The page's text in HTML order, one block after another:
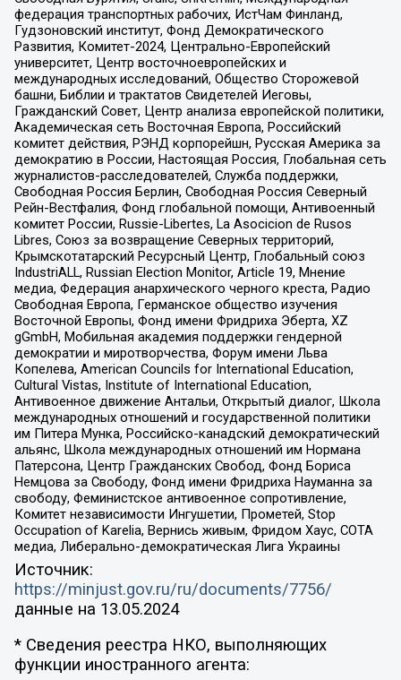
федерация транспортных рабочих, ИстЧам Финланд,
Гудзоновский институт, Фонд Демократического
Развития, Комитет-2024, Центрально-Европейский
университет, Центр восточноевропейских и
международных исследований, Общество Сторожевой
башни, Библии и трактатов Свидетелей Иеговы,
Гражданский Совет, Центр анализа европейской политики,
Академическая сеть Восточная Европа, Российский
комитет действия, РЭНД корпорейшн, Русская Америка за
демократию в России, Настоящая Россия, Глобальная сеть
журналистов-расследователей, Служба поддержки,
Свободная Россия Берлин, Свободная Россия Северный
Рейн-Вестфалия, Фонд глобальной помощи, Антивоенный
комитет России, Russie-Libertes, La Asocicion de Rusos
Libres, Союз за возвращение Северных территорий,
Крымскотатарский Ресурсный Центр, Глобальный союз
IndustriALL, Russian Election Monitor, Article 19, Мнение
медиа, Федерация анархического черного креста, Радио
Свободная Европа, Германское общество изучения
Восточной Европы, Фонд имени Фридриха Эберта, XZ
gGmbH, Мобильная академия поддержки гендерной
демократии и миротворчества, Форум имени Льва
Копелева, American Councils for International Education,
Cultural Vistas, Institute of International Education,
Антивоенное движение Антальи, Открытый диалог, Школа
международных отношений и государственной политики
им Питера Мунка, Российско-канадский демократический
альянс, Школа международных отношений им Нормана
Патерсона, Центр Гражданских Свобод, Фонд Бориса
Немцова за Свободу, Фонд имени Фридриха Науманна за
свободу, Феминистское антивоенное сопротивление,
Комитет независимости Ингушетии, Прометей, Stop
Occupation of Karelia, Вернись живым, Фридом Хаус, СОТА
медиа, Либерально-демократическая Лига Украины
Источник:
https://minjust.gov.ru/ru/documents/7756/
данные на 13.05.2024
* Сведения реестра НКО, выполняющих
функции иностранного агента: